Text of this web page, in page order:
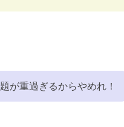
が重過ぎるからやめれ！